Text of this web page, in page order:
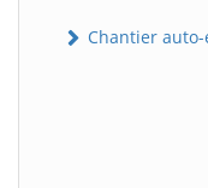
Chantier